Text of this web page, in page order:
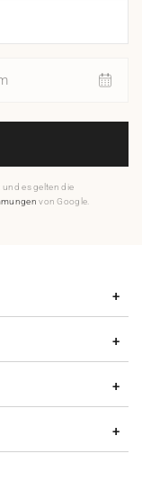
und es gelten die
von Google.